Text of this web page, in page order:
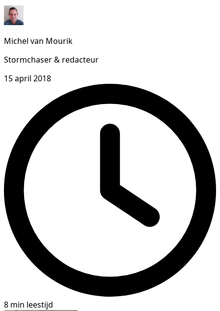
Michel van Mourik
Stormchaser & redacteur
15 april 2018
8 min leestijd